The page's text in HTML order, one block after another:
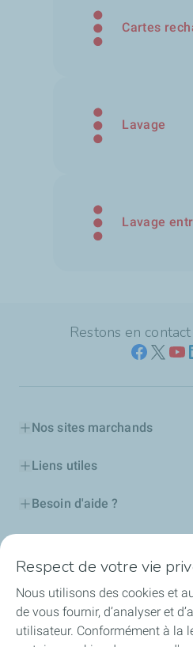
Cartes
Lavage
Lavage
Restons en
Nos sites marchands
Liens utiles
Besoin d'aide ?
Certificats d'économies
Nos partenaires
Respect de votre vie
Nous utilisons des cookies et
de vous fournir, d’analyser et
utilisateur. Conformément à la